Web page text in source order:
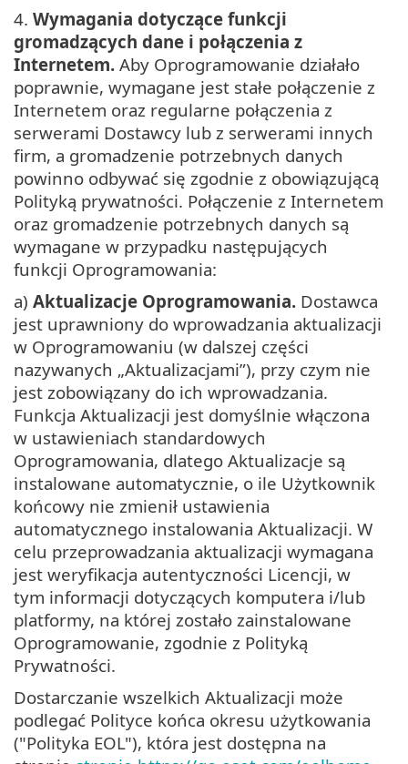
4. Wymagania dotyczące funkcji
gromadzących dane i połączenia z
Internetem. Aby Oprogramowanie działało
poprawnie, wymagane jest stałe połączenie z
Internetem oraz regularne połączenia z
serwerami Dostawcy lub z serwerami innych
firm, a gromadzenie potrzebnych danych
powinno odbywać się zgodnie z obowiązującą
Polityką prywatności. Połączenie z Internetem
oraz gromadzenie potrzebnych danych są
wymagane w przypadku następujących
funkcji Oprogramowania:
a) Aktualizacje Oprogramowania. Dostawca
jest uprawniony do wprowadzania aktualizacji
w Oprogramowaniu (w dalszej części
nazywanych „Aktualizacjami”), przy czym nie
jest zobowiązany do ich wprowadzania.
Funkcja Aktualizacji jest domyślnie włączona
w ustawieniach standardowych
Oprogramowania, dlatego Aktualizacje są
instalowane automatycznie, o ile Użytkownik
końcowy nie zmienił ustawienia
automatycznego instalowania Aktualizacji. W
celu przeprowadzania aktualizacji wymagana
jest weryfikacja autentyczności Licencji, w
tym informacji dotyczących komputera i/lub
platformy, na której zostało zainstalowane
Oprogramowanie, zgodnie z Polityką
Prywatności.
Dostarczanie wszelkich Aktualizacji może
podlegać Polityce końca okresu użytkowania
("Polityka EOL"), która jest dostępna na